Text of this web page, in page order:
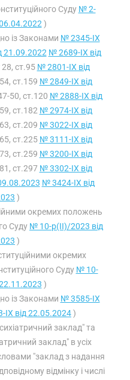
Суду № 2-
)
із Законами № 2345-IX
21.09.2022 № 2689-IX від
ст.95 № 2801-IX від
ст.159 № 2849-IX від
50, ст.120 № 2888-IX від
ст.182 № 2974-IX від
ст.209 № 3022-IX від
ст.225 № 3111-IX від
ст.259 № 3200-IX від
ст.297 № 3302-IX від
№ 3424-IX від
)
окремих положень
Суду № 10-р(II)/2023 від
)
окремих
Суду № 10-
)
із Законами № 3585-IX
IX від 22.05.2024)
заклад" та
заклад" в усіх
"заклад з надання
відмінку і числі